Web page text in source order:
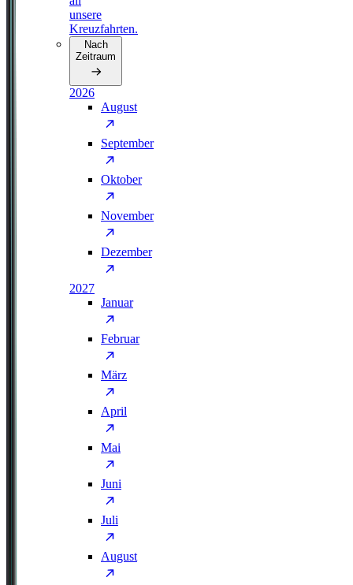
unsere
Kreuzfahrten.
Nach
Zeitraum
2026
August
September
Oktober
November
Dezember
2027
Januar
Februar
März
April
Mai
Juni
Juli
August